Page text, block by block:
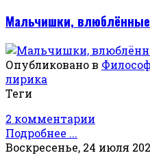
Мальчишки,
Опубликовано в
лирика
Теги
2 комментарии
Подробнее ...
Воскресенье, 24 июля